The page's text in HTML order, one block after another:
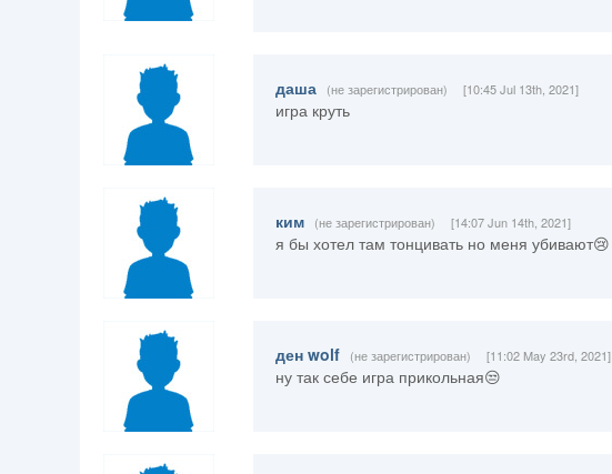
даша (не зарегистрирован) [10:45 Jul 13th, 2021]
игра круть
ким (не зарегистрирован) [14:07 Jun 14th, 2021]
я бы хотел там тонцивать но меня убивают😢
ден wolf (не зарегистрирован) [11:02 May 23rd, 2021]
ну так себе игра прикольная😒